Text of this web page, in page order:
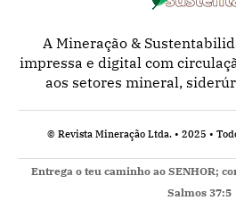
A Mineração &
impressa e digital com
aos setores mineral,
© Revista Mineração Ltda. • 2025 •
Entrega o teu caminho ao SENHOR;
Salmos 37:5